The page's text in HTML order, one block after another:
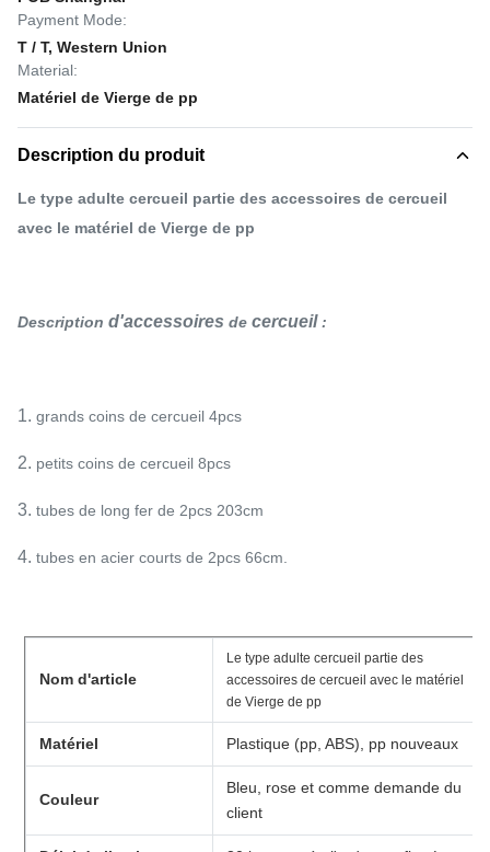
Payment Mode:
T / T, Western Union
Material:
Matériel de Vierge de pp
Description du produit
Le type adulte cercueil partie des accessoires de cercueil
avec le matériel de Vierge de pp
Description d'accessoires de cercueil :
1. grands coins de cercueil 4pcs
2. petits coins de cercueil 8pcs
3. tubes de long fer de 2pcs 203cm
4. tubes en acier courts de 2pcs 66cm.
Nom d'article
Le type adulte cercueil partie des
accessoires de cercueil avec le matériel
de Vierge de pp
Matériel Plastique (pp, ABS), pp nouveaux
Couleur
Bleu, rose et comme demande du
client